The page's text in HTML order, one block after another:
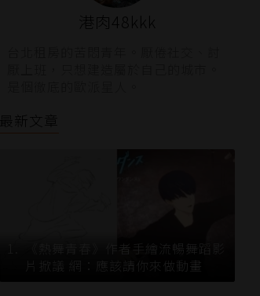
港肉48kkk
最新文章
《熱舞青春》作者手繪流暢舞蹈影
片掀議 網：應該請你來做動畫